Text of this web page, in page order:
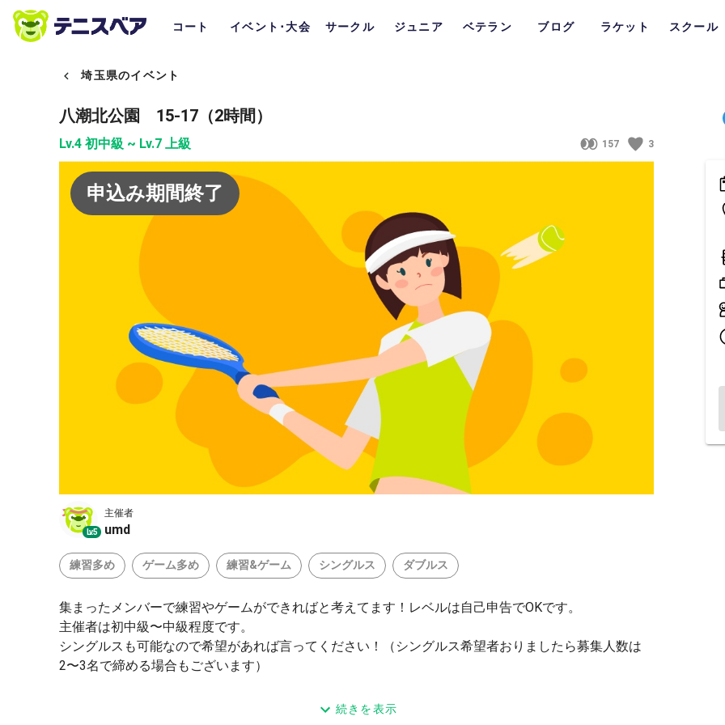
コート イベント･大会 サークル ジュニア ベテラン ブログ ラケット スクール
埼玉県のイベント
八潮北公園 15-17（2時間）
Lv.4 初中級 ~ Lv.7 上級 157 3
申込み期間終了
Lv.5
主催者
umd
練習多め ゲーム多め 練習&ゲーム シングルス ダブルス
集まったメンバーで練習やゲームができればと考えてます！レベルは自己申告でOKです。
主催者は初中級〜中級程度です。
シングルスも可能なので希望があれば言ってください！（シングルス希望者おりましたら募集人数は
2〜3名で締める場合もございます）
続きを表示